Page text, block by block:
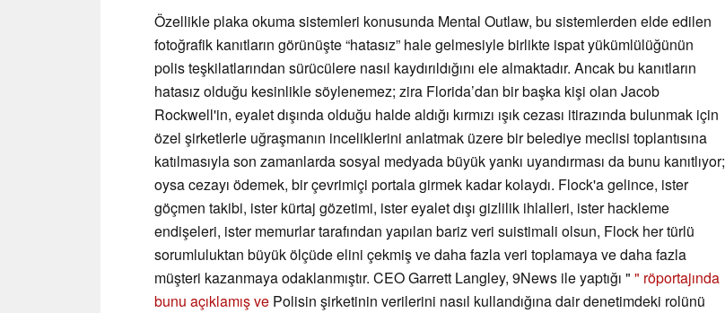
Özellikle plaka okuma sistemleri konusunda Mental Outlaw, bu sistemlerden elde edilen
fotoğrafik kanıtların görünüşte “hatasız” hale gelmesiyle birlikte ispat yükümlülüğünün
polis teşkilatlarından sürücülere nasıl kaydırıldığını ele almaktadır. Ancak bu kanıtların
hatasız olduğu kesinlikle söylenemez; zira Florida’dan bir başka kişi olan Jacob
Rockwell'in, eyalet dışında olduğu halde aldığı kırmızı ışık cezası itirazında bulunmak için
özel şirketlerle uğraşmanın inceliklerini anlatmak üzere bir belediye meclisi toplantısına
katılmasıyla son zamanlarda sosyal medyada büyük yankı uyandırması da bunu kanıtlıyor;
oysa cezayı ödemek, bir çevrimiçi portala girmek kadar kolaydı. Flock'a gelince, ister
göçmen takibi, ister kürtaj gözetimi, ister eyalet dışı gizlilik ihlalleri, ister hackleme
endişeleri, ister memurlar tarafından yapılan bariz veri suistimali olsun, Flock her türlü
sorumluluktan büyük ölçüde elini çekmiş ve daha fazla veri toplamaya ve daha fazla
müşteri kazanmaya odaklanmıştır. CEO Garrett Langley, 9News ile yaptığı " " röportajında
bunu açıklamış ve Polisin şirketinin verilerini nasıl kullandığına dair denetimdeki rolünü